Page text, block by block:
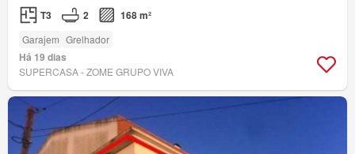
T3 2 168 m²
Garajem Grelhador
Há 19 dias
SUPERCASA - ZOME GRUPO VIVA